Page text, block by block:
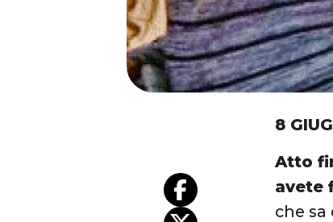
8
Atto
avete
che